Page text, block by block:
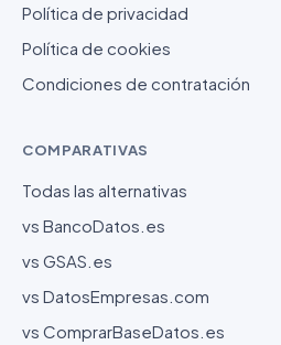
Política de privacidad
Política de cookies
Condiciones de contratación
COMPARATIVAS
Todas las alternativas
vs BancoDatos.es
vs GSAS.es
vs DatosEmpresas.com
vs ComprarBaseDatos.es